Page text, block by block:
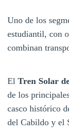
Uno de los
estudiantil, con
combinan
El Tren Solar
de los
casco histórico
del Cabildo y el